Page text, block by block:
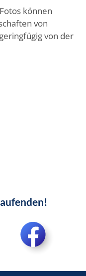
können
von
von der